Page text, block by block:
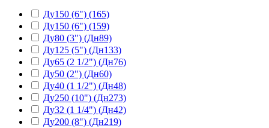
Ду150 (6") (165)
Ду150 (6") (159)
Ду80 (3") (Дн89)
Ду125 (5") (Дн133)
Ду65 (2 1/2") (Дн76)
Ду50 (2") (Дн60)
Ду40 (1 1/2") (Дн48)
Ду250 (10") (Дн273)
Ду32 (1 1/4") (Дн42)
Ду200 (8") (Дн219)